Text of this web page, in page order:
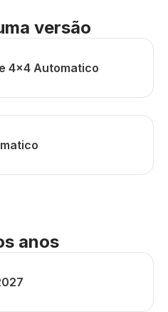
versão
4x4 Automatico
anos